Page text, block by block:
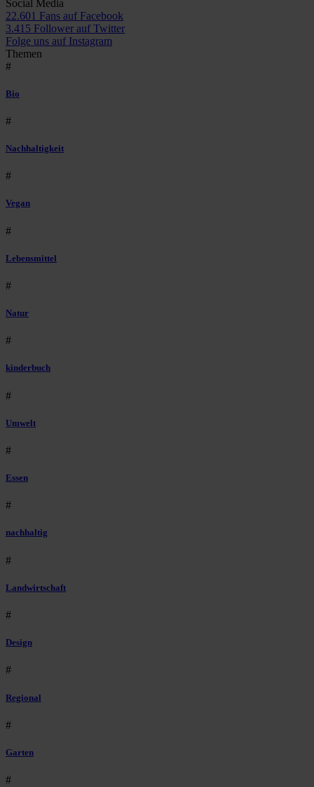
Social Media
22.601 Fans auf Facebook
3.415 Follower auf Twitter
Folge uns auf Instagram
Themen
#
Bio
#
Nachhaltigkeit
#
Vegan
#
Lebensmittel
#
Natur
#
kinderbuch
#
Umwelt
#
Essen
#
nachhaltig
#
Landwirtschaft
#
Design
#
Regional
#
Garten
#